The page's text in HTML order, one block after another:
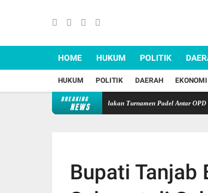
HOME HUKUM POLITIK
HUKUM POLITIK DAERAH EKONOMI
BREAKING
NEWS
RI, Dinas PUTR Jambi Adakan Turnamen Padel Antar OPD
Bupati Tanjab